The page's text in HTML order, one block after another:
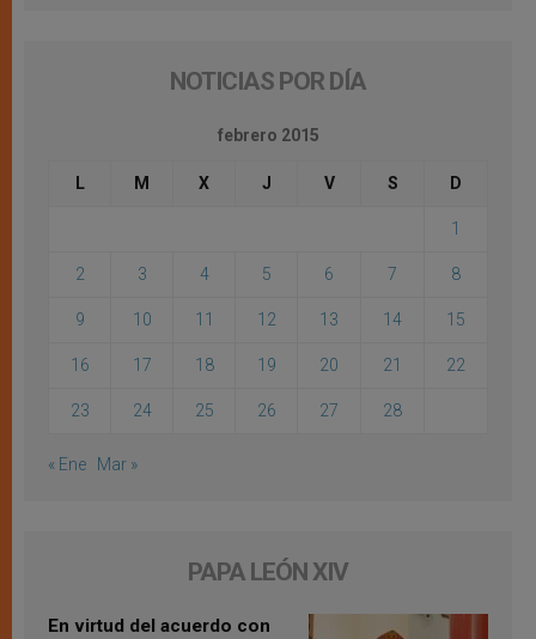
NOTICIAS POR DÍA
febrero 2015
L M X J V S D
1
2 3 4 5 6 7 8
9 10 11 12 13 14 15
16 17 18 19 20 21 22
23 24 25 26 27 28
« Ene Mar »
PAPA LEÓN XIV
En virtud del acuerdo con